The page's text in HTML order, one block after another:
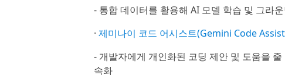
- 통합 데이터를 활용해 AI 모델 학습 및 그라
· 제미나이 코드 어시스트(Gemini Code
- 개발자에게 개인화된 코딩 제안 및 도움을
속화